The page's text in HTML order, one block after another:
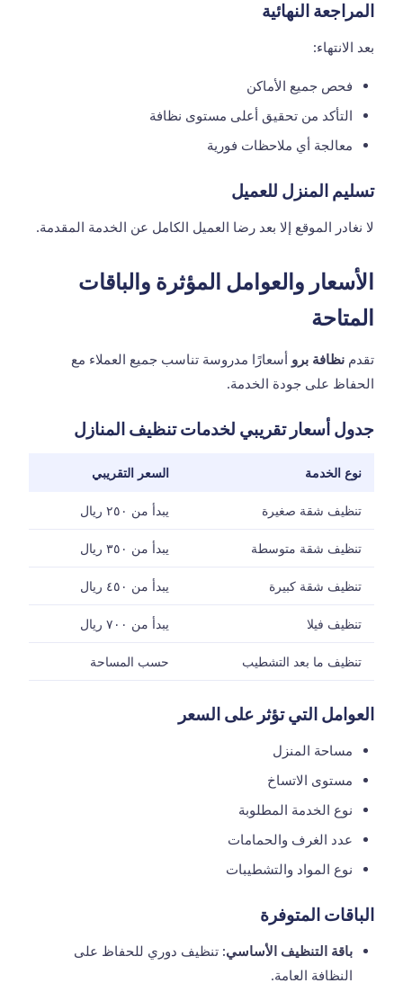
المراجعة النهائية
بعد الانتهاء:
فحص جميع الأماكن
التأكد من تحقيق أعلى مستوى نظافة
معالجة أي ملاحظات فورية
تسليم المنزل للعميل
لا نغادر الموقع إلا بعد رضا العميل الكامل عن الخدمة المقدمة.
الأسعار والعوامل المؤثرة والباقات
المتاحة
تقدم نظافة برو أسعارًا مدروسة تناسب جميع العملاء مع
الحفاظ على جودة الخدمة.
جدول أسعار تقريبي لخدمات تنظيف المنازل
نوع الخدمة السعر التقريبي
تنظيف شقة صغيرة يبدأ من ٢٥٠ ريال
تنظيف شقة متوسطة يبدأ من ٣٥٠ ريال
تنظيف شقة كبيرة يبدأ من ٤٥٠ ريال
تنظيف فيلا يبدأ من ٧٠٠ ريال
تنظيف ما بعد التشطيب حسب المساحة
العوامل التي تؤثر على السعر
مساحة المنزل
مستوى الاتساخ
نوع الخدمة المطلوبة
عدد الغرف والحمامات
نوع المواد والتشطيبات
الباقات المتوفرة
باقة التنظيف الأساسي: تنظيف دوري للحفاظ على
النظافة العامة.